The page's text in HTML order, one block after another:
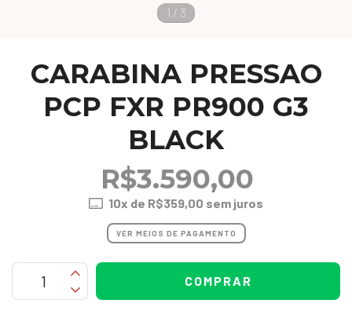
1 / 3
CARABINA PRESSAO
PCP FXR PR900 G3
BLACK
R$3.590,00
10x de R$359,00 sem juros
VER MEIOS DE PAGAMENTO